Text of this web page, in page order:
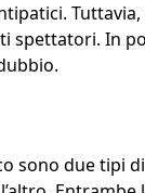
spettatori. In
sono due tipi